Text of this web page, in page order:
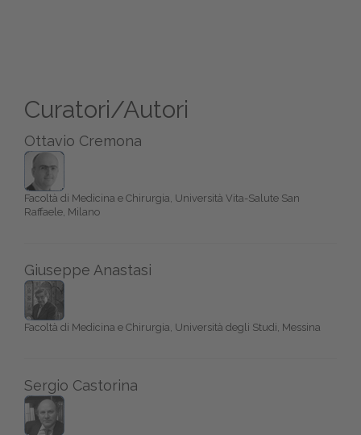
Curatori/Autori
Ottavio Cremona
Facoltà di Medicina e Chirurgia, Università Vita-Salute San
Raffaele, Milano
Giuseppe Anastasi
Facoltà di Medicina e Chirurgia, Università degli Studi, Messina
Sergio Castorina